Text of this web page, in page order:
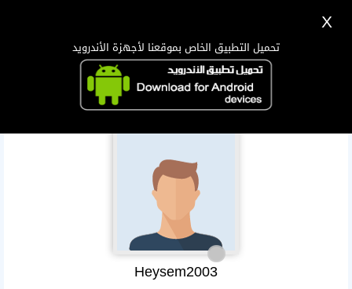
Heysem2003
X
تحميل التطبيق الخاص بموقعنا لأجهزة الأندرويد